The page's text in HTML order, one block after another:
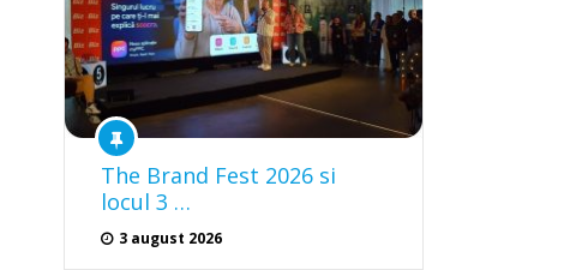
The Brand Fest 2026 si
locul 3 …
3 august 2026